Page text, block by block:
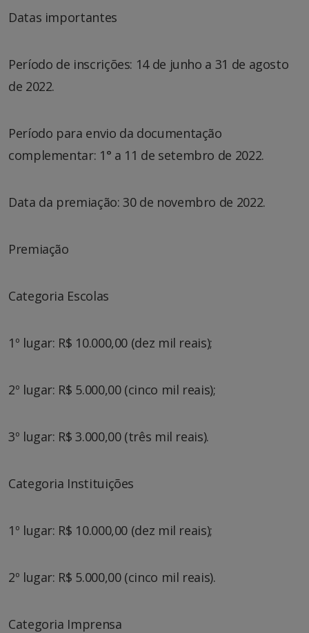
Datas importantes
Período de inscrições: 14 de junho a 31 de agosto
de 2022.
Período para envio da documentação
complementar: 1° a 11 de setembro de 2022.
Data da premiação: 30 de novembro de 2022.
Premiação
Categoria Escolas
1º lugar: R$ 10.000,00 (dez mil reais);
2º lugar: R$ 5.000,00 (cinco mil reais);
3º lugar: R$ 3.000,00 (três mil reais).
Categoria Instituições
1º lugar: R$ 10.000,00 (dez mil reais);
2º lugar: R$ 5.000,00 (cinco mil reais).
Categoria Imprensa